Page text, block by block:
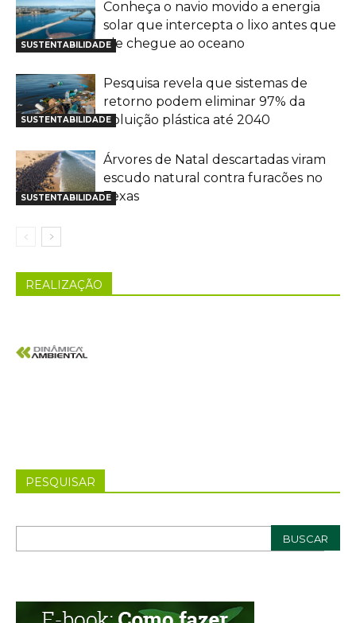
SUSTENTABILIDADE
Conheça o navio movido a energia
solar que intercepta o lixo antes que
ele chegue ao oceano
SUSTENTABILIDADE
Pesquisa revela que sistemas de
retorno podem eliminar 97% da
poluição plástica até 2040
SUSTENTABILIDADE
Árvores de Natal descartadas viram
escudo natural contra furacões no
Texas
REALIZAÇÃO
PESQUISAR